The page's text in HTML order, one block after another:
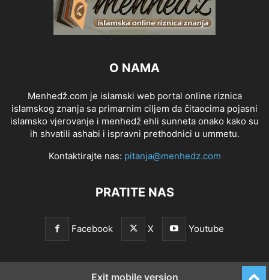
O NAMA
Menhedž.com je islamski web portal online riznica
islamskog znanja sa primarnim ciljem da čitaocima pojasni
islamsko vjerovanje i menhedž ehli sunneta onako kako su
ih shvatili ashabi i ispravni prethodnici u ummetu.
Kontaktirajte nas: pitanja@menhedz.com
PRATITE NAS
Facebook X Youtube
Exit mobile version